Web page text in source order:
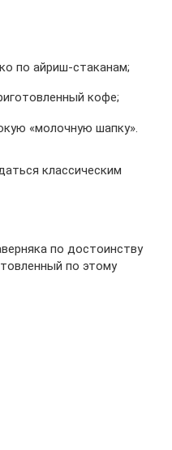
по айриш-стаканам;
кофе;
«молочную шапку».
классическим
по достоинству
по этому